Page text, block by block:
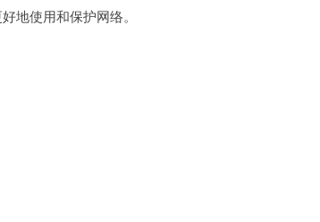
使用和保护网络。